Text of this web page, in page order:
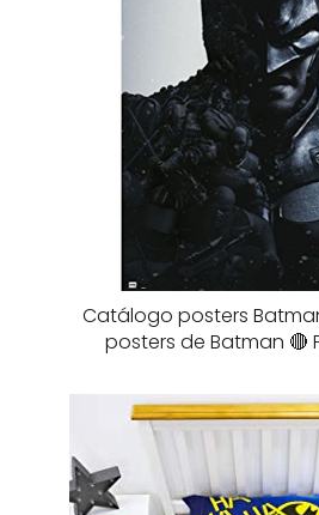
Catálogo posters
posters de Batman 🔴